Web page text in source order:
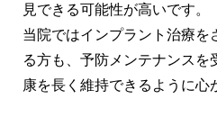
見できる可能性が高いです。
当院ではインプラント治療を
る方も、予防メンテナンスを
康を長く維持できるように心